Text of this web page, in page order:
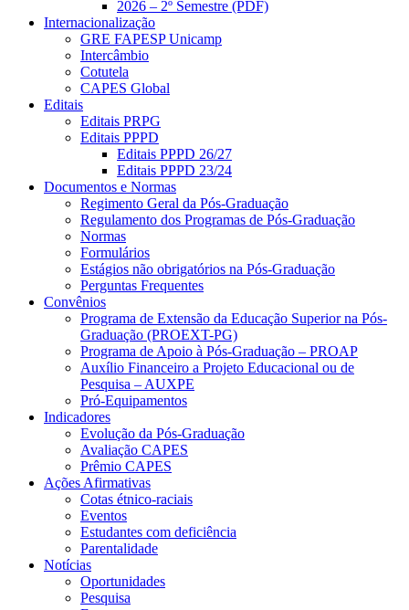
2026 – 2º Semestre (PDF)
Internacionalização
GRE FAPESP Unicamp
Intercâmbio
Cotutela
CAPES Global
Editais
Editais PRPG
Editais PPPD
Editais PPPD 26/27
Editais PPPD 23/24
Documentos e Normas
Regimento Geral da Pós-Graduação
Regulamento dos Programas de Pós-Graduação
Normas
Formulários
Estágios não obrigatórios na Pós-Graduação
Perguntas Frequentes
Convênios
Programa de Extensão da Educação Superior na Pós-
Graduação (PROEXT-PG)
Programa de Apoio à Pós-Graduação – PROAP
Auxílio Financeiro a Projeto Educacional ou de
Pesquisa – AUXPE
Pró-Equipamentos
Indicadores
Evolução da Pós-Graduação
Avaliação CAPES
Prêmio CAPES
Ações Afirmativas
Cotas étnico-raciais
Eventos
Estudantes com deficiência
Parentalidade
Notícias
Oportunidades
Pesquisa